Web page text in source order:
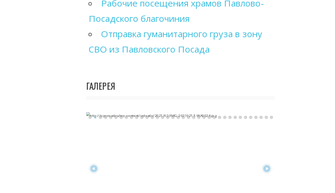
Рабочие посещения храмов Павлово-
Посадского благочиния
Отправка гуманитарного груза в зону
СВО из Павловского Посада
ГАЛЕРЕЯ